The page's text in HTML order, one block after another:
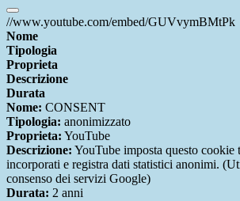
//www.youtube.com/embed/GUVvymBMtPk
Nome
Tipologia
Proprieta
Descrizione
Durata
Nome: CONSENT
Tipologia: anonimizzato
Proprieta: YouTube
Descrizione: YouTube imposta questo
incorporati e registra dati statistici anonimi.
consenso dei servizi Google)
Durata: 2 anni